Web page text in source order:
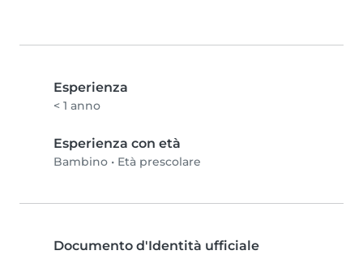
Esperienza
< 1 anno
Esperienza con età
Bambino • Età prescolare
Documento d'Identità ufficiale